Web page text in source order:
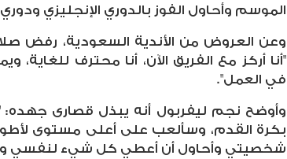
الموسم وأحاول الفوز بالدوري الإنجليزي ودوري
وعن العروض من الأندية السعودية، رفض
"أنا أركز مع الفريق الآن، أنا محترف للغاية،
في العمل".
وأوضح نجم ليفربول أنه يبذل قصارى جهده:
بكرة القدم، وسألعب على أعلى مستوى
شخصيتي وأحاول أن أعطي كل شيء لنفسي